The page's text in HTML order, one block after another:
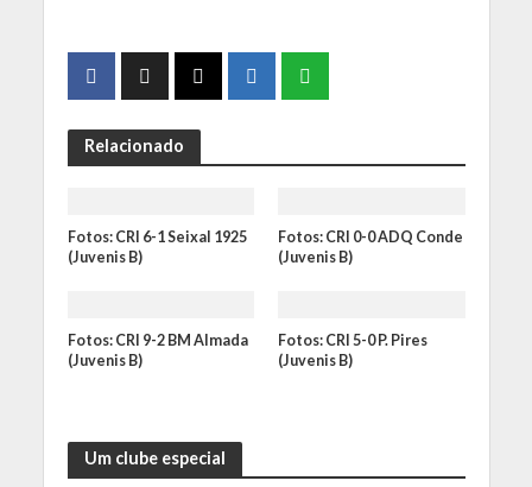
Relacionado
Fotos: CRI 6-1 Seixal 1925
(Juvenis B)
Fotos: CRI 0-0 ADQ Conde
(Juvenis B)
Fotos: CRI 9-2 BM Almada
(Juvenis B)
Fotos: CRI 5-0 P. Pires
(Juvenis B)
Um clube especial